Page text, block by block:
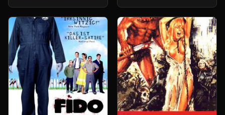
zweites Unterwasser-
Boot losgeschickt, um es
in der Nähe des
Marianas-Graben zu
bergen. Doch der Pla
Stachelmonster,
aufgrund ihres
Fresstriebs und ihrer
Boshaftigkeit auf einen
Straf